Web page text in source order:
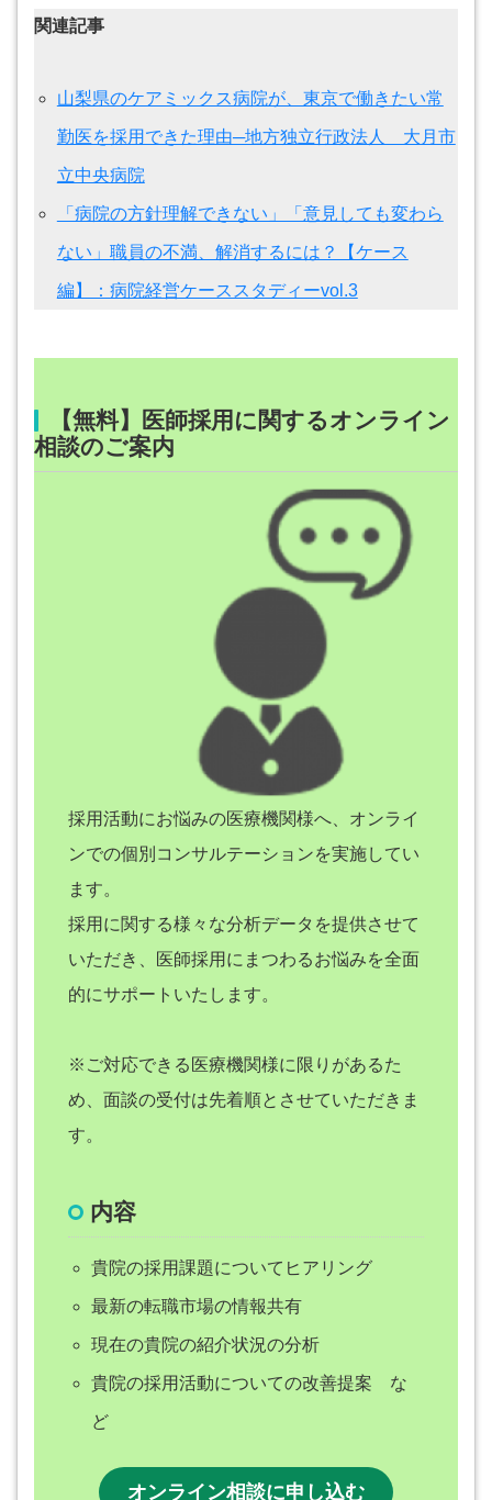
関連記事
山梨県のケアミックス病院が、東京で働きたい常
勤医を採用できた理由─地方独立行政法人 大月市
立中央病院
「病院の方針理解できない」「意見しても変わら
ない」職員の不満、解消するには？【ケース
編】：病院経営ケーススタディーvol.3
【無料】医師採用に関するオンライン
相談のご案内
採用活動にお悩みの医療機関様へ、オンライ
ンでの個別コンサルテーションを実施してい
ます。
採用に関する様々な分析データを提供させて
いただき、医師採用にまつわるお悩みを全面
的にサポートいたします。
※ご対応できる医療機関様に限りがあるた
め、面談の受付は先着順とさせていただきま
す。
内容
貴院の採用課題についてヒアリング
最新の転職市場の情報共有
現在の貴院の紹介状況の分析
貴院の採用活動についての改善提案 な
ど
オンライン相談に申し込む